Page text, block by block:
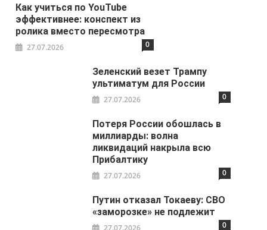
Как учиться по YouTube
эффективнее: конспект из
ролика вместо пересмотра
27.07.2026 0
Зеленский везет Трампу
ультиматум для России
27.07.2026 0
Потеря России обошлась в
миллиарды: волна
ликвидаций накрыла всю
Прибалтику
27.07.2026 0
Путин отказал Токаеву: СВО
«заморозке» не подлежит
27.07.2026 0